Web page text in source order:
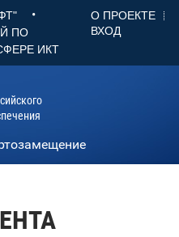
•
ПО
ИКТ
О ПРОЕКТЕ
ВХОД